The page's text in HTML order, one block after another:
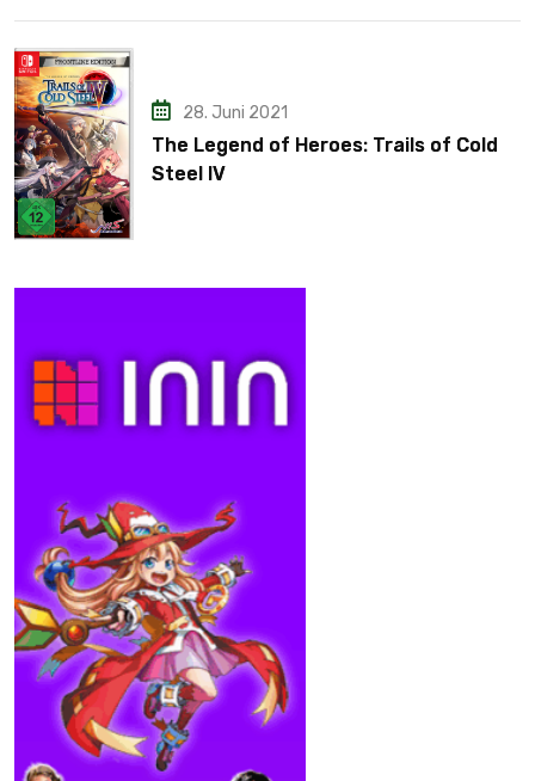
28. Juni 2021
The Legend of Heroes: Trails of Cold
Steel IV